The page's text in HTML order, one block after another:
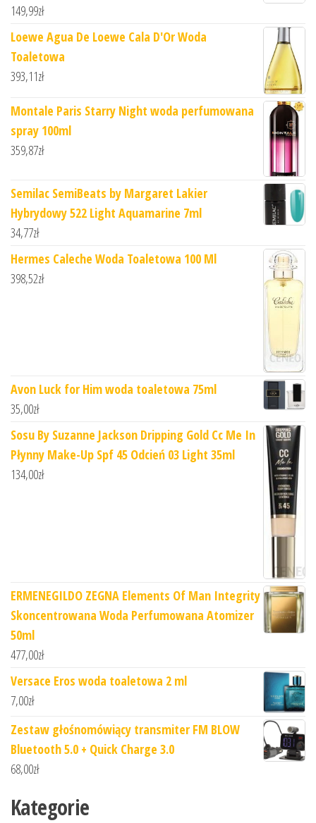
149,99zł
Loewe Agua De Loewe Cala D'Or Woda
Toaletowa
393,11zł
Montale Paris Starry Night woda perfumowana
spray 100ml
359,87zł
Semilac SemiBeats by Margaret Lakier
Hybrydowy 522 Light Aquamarine 7ml
34,77zł
Hermes Caleche Woda Toaletowa 100 Ml
398,52zł
Avon Luck for Him woda toaletowa 75ml
35,00zł
Sosu By Suzanne Jackson Dripping Gold Cc Me In
Płynny Make-Up Spf 45 Odcień 03 Light 35ml
134,00zł
ERMENEGILDO ZEGNA Elements Of Man Integrity
Skoncentrowana Woda Perfumowana Atomizer
50ml
477,00zł
Versace Eros woda toaletowa 2 ml
7,00zł
Zestaw głośnomówiący transmiter FM BLOW
Bluetooth 5.0 + Quick Charge 3.0
68,00zł
Kategorie